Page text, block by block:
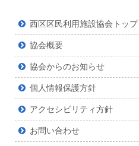
西区区民利用施設協会トップ
協会概要
協会からのお知らせ
個人情報保護方針
アクセシビリティ方針
お問い合わせ